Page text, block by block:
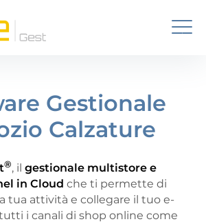
Gestionale
Calzature
®, il gestionale multistore e
in Cloud che ti permette di
tua attività e collegare il tuo e-
i canali di shop online come